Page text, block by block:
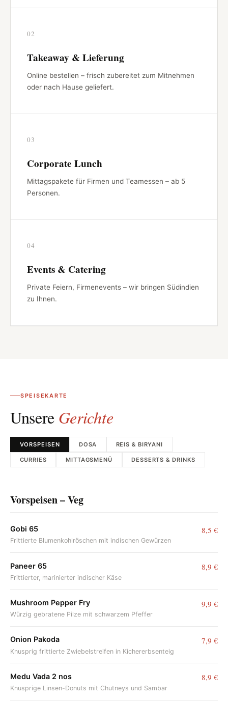
02
Takeaway & Lieferung
Online bestellen – frisch zubereitet zum Mitnehmen
oder nach Hause geliefert.
03
Corporate Lunch
Mittagspakete für Firmen und Teamessen – ab 5
Personen.
04
Events & Catering
Private Feiern, Firmenevents – wir bringen Südindien
zu Ihnen.
SPEISEKARTE
Unsere Gerichte
VORSPEISEN DOSA REIS & BIRYANI
CURRIES MITTAGSMENÜ DESSERTS & DRINKS
Vorspeisen – Veg
Gobi 65
Frittierte Blumenkohlröschen mit indischen Gewürzen
8,5 €
Paneer 65
Frittierter, marinierter indischer Käse
8,9 €
Mushroom Pepper Fry
Würzig gebratene Pilze mit schwarzem Pfeffer
9,9 €
Onion Pakoda
Knusprig frittierte Zwiebelstreifen in Kichererbsenteig
7,9 €
Medu Vada 2 nos
Knusprige Linsen-Donuts mit Chutneys und Sambar
8,9 €